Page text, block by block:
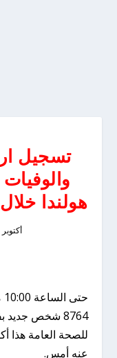
تسجيل
هولندا خلال ال 24 ساعة
أكتوبر 21, 2020
8764 شخص
عنه أمس.